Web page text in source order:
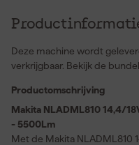
Deze machine wordt
verkrijgbaar. Bekijk de
Productomschrijving
Makita NLADML810 14,4/
- 5500Lm
Met de Makita NLADML810